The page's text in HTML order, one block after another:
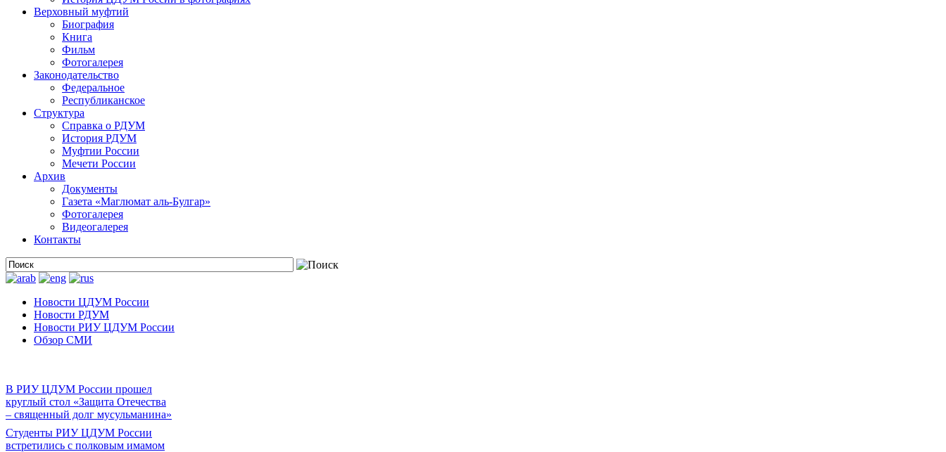
Верховный муфтий
Биография
Книга
Фильм
Фотогалерея
Законодательство
Федеральное
Республиканское
Структура
Справка о РДУМ
История РДУМ
Муфтии России
Мечети России
Архив
Документы
Газета «Маглюмат аль-Булгар»
Фотогалерея
Видеогалерея
Контакты
Новости ЦДУМ России
Новости РДУМ
Новости РИУ ЦДУМ России
Обзор СМИ
В РИУ ЦДУМ России прошел
круглый стол «Защита Отечества
– священный долг мусульманина»
Студенты РИУ ЦДУМ России
встретились с полковым имамом